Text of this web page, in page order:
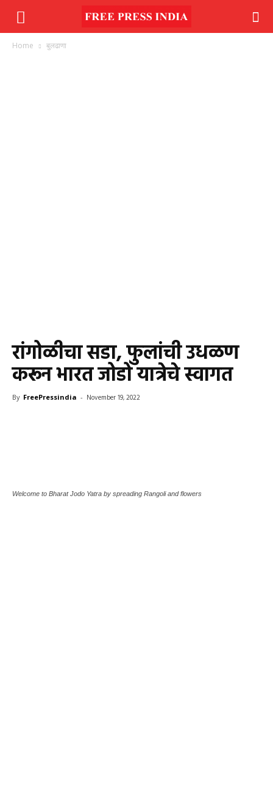
Home बुलढाणा
रांगोळीचा सडा, फुलांची उधळण
करून भारत जोडो यात्रेचे स्वागत
By FreePressindia - November 19, 2022
Welcome to Bharat Jodo Yatra by spreading Rangoli and flowers